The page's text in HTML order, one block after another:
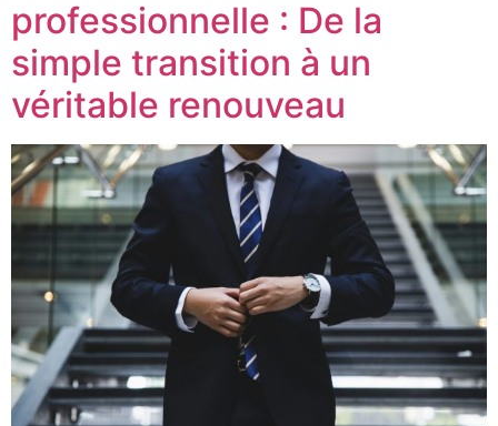
professionnelle : De la
simple transition à un
véritable renouveau